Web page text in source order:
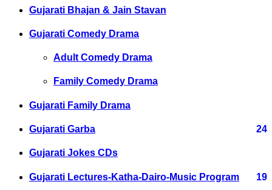
Gujarati Bhajan & Jain Stavan
Gujarati Comedy Drama
Adult Comedy Drama
Family Comedy Drama
Gujarati Family Drama
Gujarati Garba 24
Gujarati Jokes CDs
Gujarati Lectures-Katha-Dairo-Music Program 19